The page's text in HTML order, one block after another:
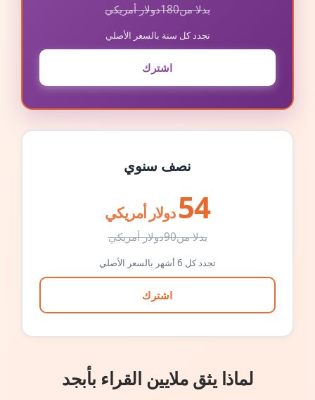
بدلا من180دولار أمريكي
تجدد كل سنة بالسعر الأصلي
اشترك
نصف سنوي
54 دولار أمريكي
بدلا من90دولار أمريكي
تجدد كل 6 أشهر بالسعر الأصلي
اشترك
لماذا يثق ملايين القراء بأبجد